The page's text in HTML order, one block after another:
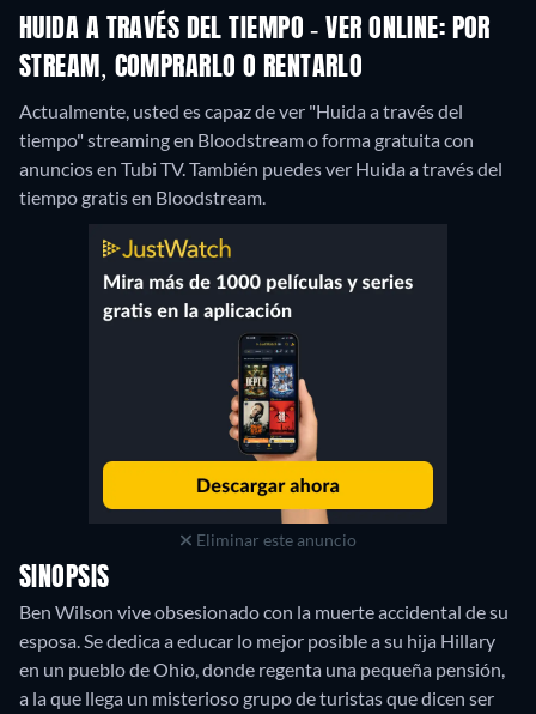
HUIDA A TRAVÉS DEL TIEMPO - VER ONLINE: POR
STREAM, COMPRARLO O RENTARLO
Actualmente, usted es capaz de ver "Huida a través del
tiempo" streaming en Bloodstream o forma gratuita con
anuncios en Tubi TV.También puedes ver Huida a través del
tiempo gratis en Bloodstream.
Eliminar este anuncio
SINOPSIS
Ben Wilson vive obsesionado con la muerte accidental de su
esposa. Se dedica a educar lo mejor posible a su hija Hillary
en un pueblo de Ohio, donde regenta una pequeña pensión,
a la que llega un misterioso grupo de turistas que dicen ser